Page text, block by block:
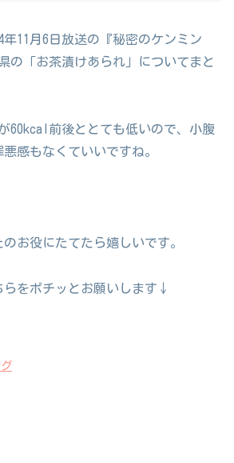
年11月6日放送の『秘密のケンミン
の「お茶漬けあられ」についてまと
60kcal前後ととても低いので、小腹
感もなくていいですね。
お役にたてたら嬉しいです。
らをポチッとお願いします↓